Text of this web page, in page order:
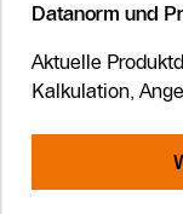
Datanorm und
Aktuelle
Kalkulation,